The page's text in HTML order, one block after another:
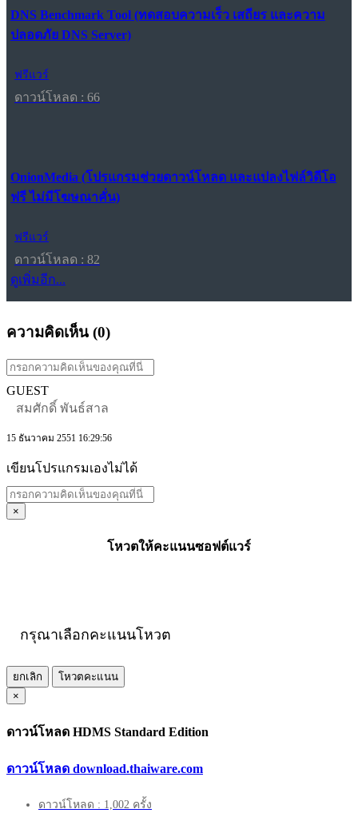
DNS Benchmark Tool (ทดสอบความเร็ว เสถียร และความ
ปลอดภัย DNS Server)
ฟรีแวร์
ดาวน์โหลด : 66
OnionMedia (โปรแกรมช่วยดาวน์โหลด และแปลงไฟล์วิดีโอ
ฟรี ไม่มีโฆษณาคั่น)
ฟรีแวร์
ดาวน์โหลด : 82
ดูเพิ่มอีก...
ความคิดเห็น (0)
GUEST
สมศักดิ์ พันธ์สาล
15 ธันวาคม 2551 16:29:56
เขียนโปรแกรมเองไม่ได้
×
โหวตให้คะแนนซอฟต์แวร์
กรุณาเลือกคะแนนโหวต
ยกเลิก
โหวตคะแนน
×
ดาวน์โหลด HDMS Standard Edition
ดาวน์โหลด download.thaiware.com
ดาวน์โหลด : 1,002 ครั้ง